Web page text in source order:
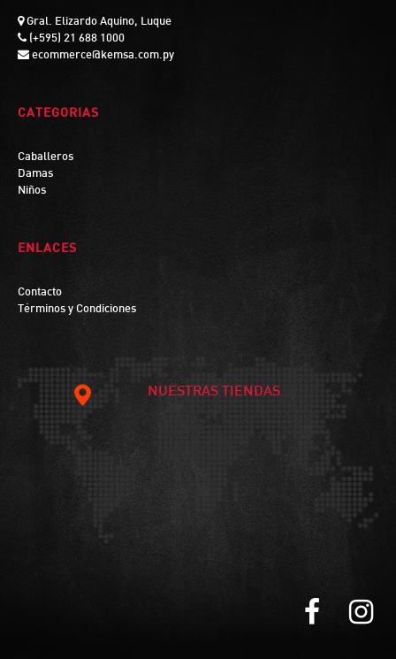
Gral. Elizardo Aquino, Luque
(+595) 21 688 1000
ecommerce@kemsa.com.py
CATEGORIAS
Caballeros
Damas
Niños
ENLACES
Contacto
Términos y Condiciones
NUESTRAS TIENDAS